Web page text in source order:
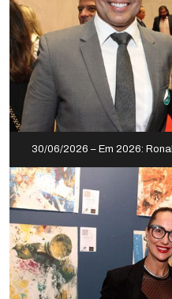
30/06/2026 – Em 2026: